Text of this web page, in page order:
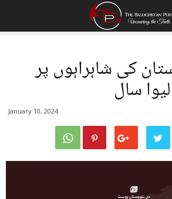
کی شاہراہوں پر
سال
January 10, 2024